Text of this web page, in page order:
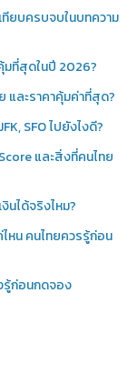
ทียบครบจบในบทความ
มที่สุดในปี 2026?
และราคาคุ้มค่าที่สุด?
SFO ไปยังไงดี?
และสิ่งที่คนไทย
นได้จริงไหม?
หน คนไทยควรรู้ก่อน
รู้ก่อนกดจอง